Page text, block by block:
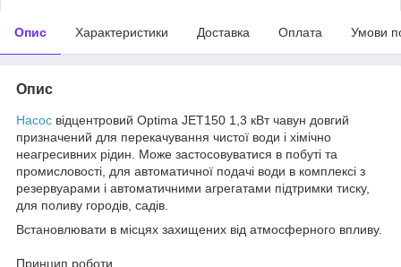
Опис Характеристики Доставка Оплата Умови
Опис
Насос відцентровий Optima JET150 1,3 кВт чавун довгий
призначений для перекачування чистої води і хімічно
неагресивних рідин. Може застосовуватися в побуті та
промисловості, для автоматичної подачі води в комплексі з
резервуарами і автоматичними агрегатами підтримки тиску,
для поливу городів, садів.
Встановлювати в місцях захищених від атмосферного впливу.
Принцип роботи.